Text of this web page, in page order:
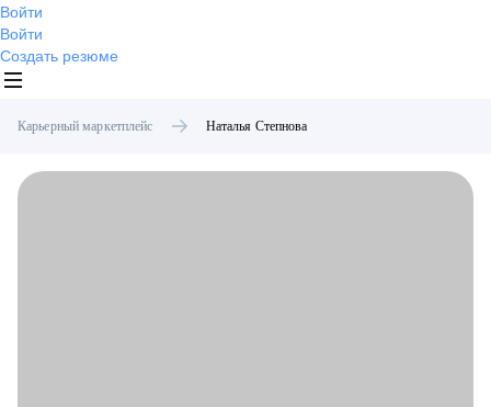
Войти
Войти
Создать резюме
Карьерный маркетплейс Наталья Степнова